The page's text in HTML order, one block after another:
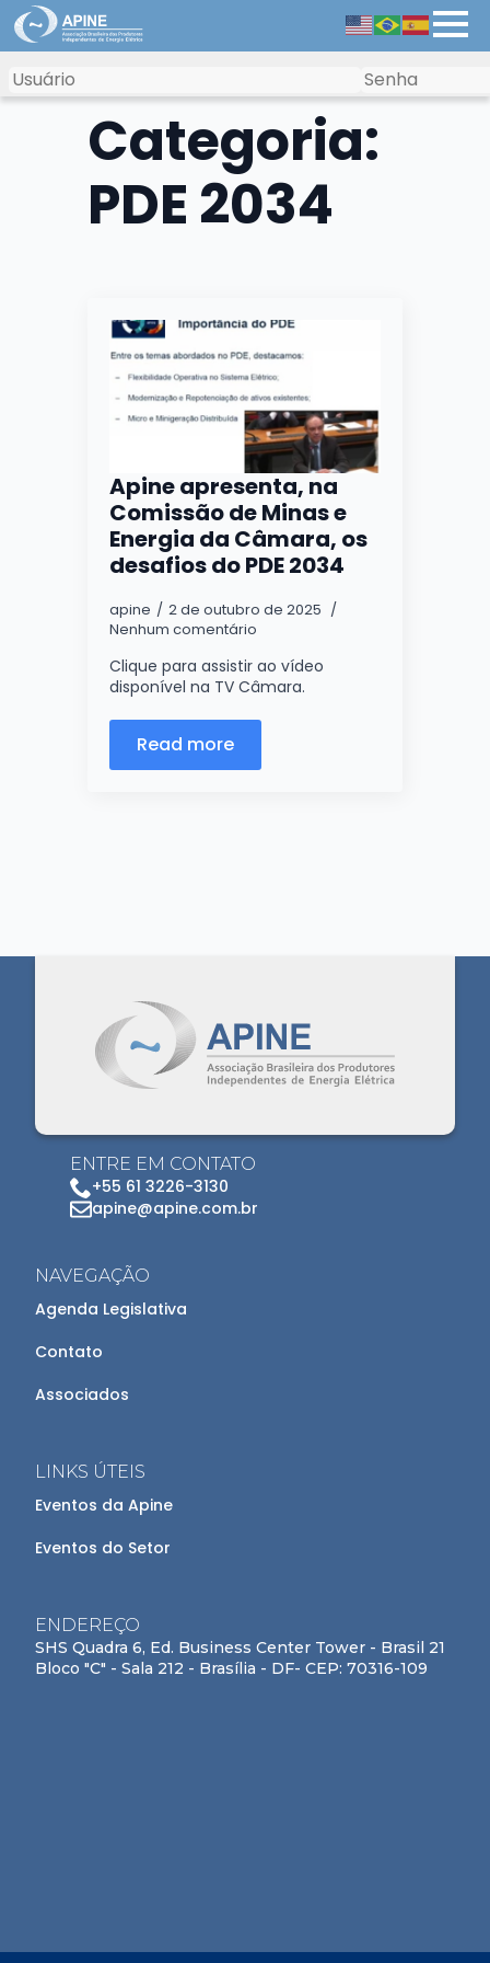
Categoria:
PDE 2034
Apine apresenta, na
Comissão de Minas e
Energia da Câmara, os
desafios do PDE 2034
apine
2 de outubro de 2025
Nenhum comentário
Clique para assistir ao vídeo
disponível na TV Câmara.
Read more
ENTRE EM CONTATO
+55 61 3226-3130
apine@apine.com.br
NAVEGAÇÃO
Agenda Legislativa
Contato
Associados
LINKS ÚTEIS
Eventos da Apine
Eventos do Setor
ENDEREÇO
SHS Quadra 6, Ed. Business Center Tower - Brasil 21
Bloco "C" - Sala 212 - Brasília - DF- CEP: 70316-109